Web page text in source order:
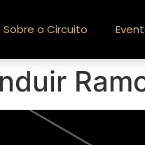
Sobre o Circuito